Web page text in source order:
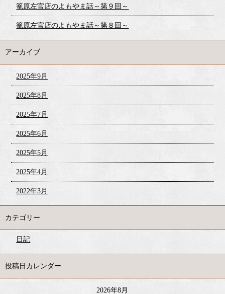
篭原左官店のよもやま話～第９回～
篭原左官店のよもやま話～第８回～
アーカイブ
2025年9月
2025年8月
2025年7月
2025年6月
2025年5月
2025年4月
2022年3月
カテゴリー
日記
投稿日カレンダー
2026年8月